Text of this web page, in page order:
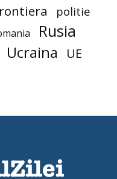
politie
Rusia
Ucraina UE